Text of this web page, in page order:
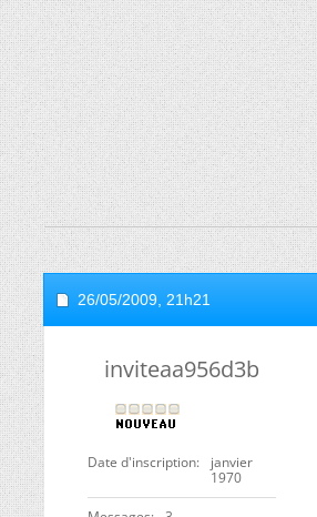
26/05/2009, 21h21
inviteaa956d3b
Date d'inscription
janvier
1970